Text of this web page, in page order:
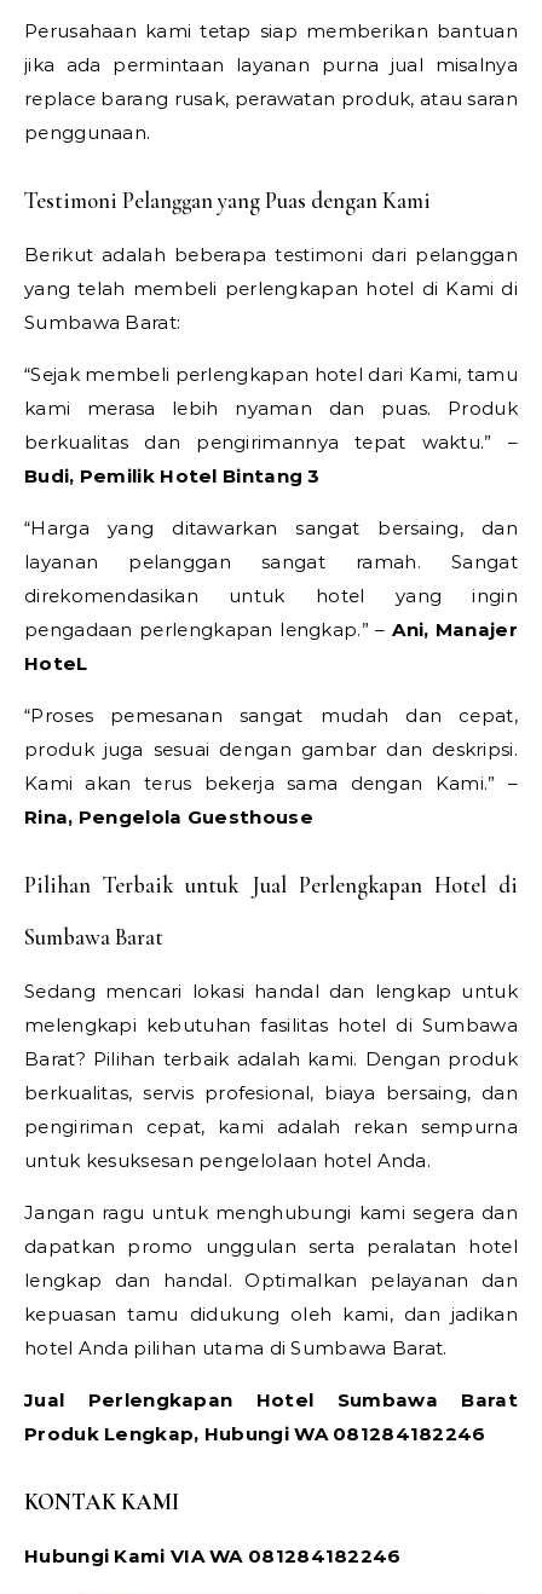
Perusahaan kami tetap siap memberikan bantuan
jika ada permintaan layanan purna jual misalnya
replace barang rusak, perawatan produk, atau saran
penggunaan.
Testimoni Pelanggan yang Puas dengan Kami
Berikut adalah beberapa testimoni dari pelanggan
yang telah membeli perlengkapan hotel di Kami di
Sumbawa Barat:
“Sejak membeli perlengkapan hotel dari Kami, tamu
kami merasa lebih nyaman dan puas. Produk
berkualitas dan pengirimannya tepat waktu.” –
Budi, Pemilik Hotel Bintang 3
“Harga yang ditawarkan sangat bersaing, dan
layanan pelanggan sangat ramah. Sangat
direkomendasikan untuk hotel yang ingin
pengadaan perlengkapan lengkap.” –Ani, Manajer
HoteL
“Proses pemesanan sangat mudah dan cepat,
produk juga sesuai dengan gambar dan deskripsi.
Kami akan terus bekerja sama dengan Kami.” –
Rina, Pengelola Guesthouse
Pilihan Terbaik untuk Jual Perlengkapan Hotel di
Sumbawa Barat
Sedang mencari lokasi handal dan lengkap untuk
melengkapi kebutuhan fasilitas hotel di Sumbawa
Barat? Pilihan terbaik adalah kami. Dengan produk
berkualitas, servis profesional, biaya bersaing, dan
pengiriman cepat, kami adalah rekan sempurna
untuk kesuksesan pengelolaan hotel Anda.
Jangan ragu untuk menghubungi kami segera dan
dapatkan promo unggulan serta peralatan hotel
lengkap dan handal. Optimalkan pelayanan dan
kepuasan tamu didukung oleh kami, dan jadikan
hotel Anda pilihan utama di Sumbawa Barat.
Jual Perlengkapan Hotel Sumbawa Barat
Produk Lengkap, Hubungi WA 081284182246
KONTAK KAMI
Hubungi Kami VIA WA 081284182246